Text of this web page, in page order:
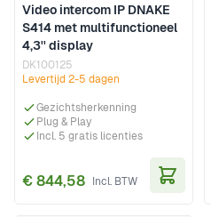
Video intercom IP DNAKE
S414 met multifunctioneel
4,3'' display
DK100125
Levertijd 2-5 dagen
Gezichtsherkenning
Plug & Play
Incl. 5 gratis licenties
€ 844,58